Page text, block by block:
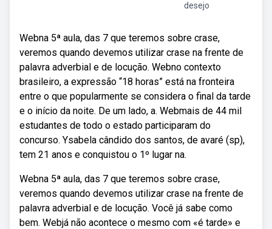
desejo
Webna 5ª aula, das 7 que teremos sobre crase,
veremos quando devemos utilizar crase na frente de
palavra adverbial e de locução. Webno contexto
brasileiro, a expressão “18 horas” está na fronteira
entre o que popularmente se considera o final da tarde
e o início da noite. De um lado, a. Webmais de 44 mil
estudantes de todo o estado participaram do
concurso. Ysabela cândido dos santos, de avaré (sp),
tem 21 anos e conquistou o 1º lugar na.
Webna 5ª aula, das 7 que teremos sobre crase,
veremos quando devemos utilizar crase na frente de
palavra adverbial e de locução. Você já sabe como
bem. Webjá não acontece o mesmo com «é tarde» e